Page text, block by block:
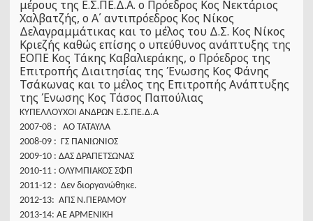
μέρους της Ε.Σ.ΠΕ.Δ.Α. ο Πρόεδρος Κος Νεκτάριος
Χαλβατζής, ο Α΄ αντιπρόεδρος Κος Νίκος
Δελαγραμμάτικας και το μέλος του Δ.Σ. Κος Νίκος
Κριεζής καθώς επίσης ο υπεύθυνος ανάπτυξης της
ΕΟΠΕ Κος Τάκης Καβαλιεράκης, ο Πρόεδρος της
Επιτροπής Διαιτησίας της Ένωσης Κος Φάνης
Τσάκωνας και το μέλος της Επιτροπής Ανάπτυξης
της Ένωσης Κος Τάσος Παπούλιας
ΚΥΠΕΛΛΟΥΧΟΙ ΑΝΔΡΩΝ Ε.Σ.ΠΕ.Δ.Α
2007-08 : ΑΟ ΤΑΤΑΥΛΑ
2008-09 : ΓΣ ΠΑΝΙΩΝΙΟΣ
2009-10 : ΔΑΣ ΔΡΑΠΕΤΣΩΝΑΣ
2010-11 : ΟΛΥΜΠΙΑΚΟΣ ΣΦΠ
2011-12 : Δεν διοργανώθηκε.
2012-13: ΑΠΣ Ν.ΠΕΡΑΜΟΥ
2013-14: ΑΕ ΑΡΜΕΝΙΚΗ